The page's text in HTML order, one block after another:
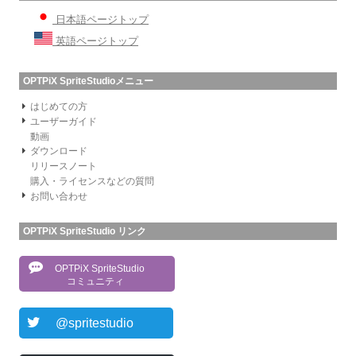
日本語ページトップ
英語ページトップ
OPTPiX SpriteStudioメニュー
はじめての方
ユーザーガイド
動画
ダウンロード
リリースノート
購入・ライセンスなどの質問
お問い合わせ
OPTPiX SpriteStudio リンク
OPTPiX SpriteStudio
コミュニティ
@spritestudio